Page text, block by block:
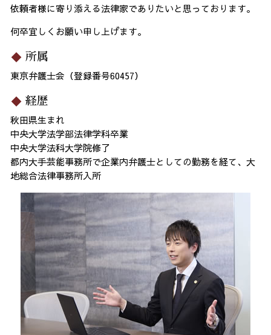
依頼者様に寄り添える法律家でありたいと思っております。
何卒宜しくお願い申し上げます。
所属
東京弁護士会（登録番号60457）
経歴
秋田県生まれ
中央大学法学部法律学科卒業
中央大学法科大学院修了
都内大手芸能事務所で企業内弁護士としての勤務を経て、大
地総合法律事務所入所